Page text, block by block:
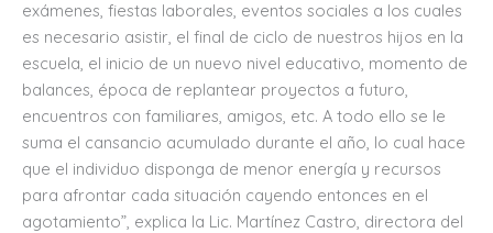
exámenes, fiestas laborales, eventos sociales a los cuales
es necesario asistir, el final de ciclo de nuestros hijos en la
escuela, el inicio de un nuevo nivel educativo, momento de
balances, época de replantear proyectos a futuro,
encuentros con familiares, amigos, etc. A todo ello se le
suma el cansancio acumulado durante el año, lo cual hace
que el individuo disponga de menor energía y recursos
para afrontar cada situación cayendo entonces en el
agotamiento”, explica la Lic. Martínez Castro, directora del